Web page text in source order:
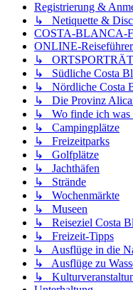
Registrierung &
↳ Netiquette &
COSTA-BLANCA-
ONLINE-
↳
↳ Südliche Costa
↳ Nördliche Costa
↳ Die Provinz
↳ Wo finde ich was
↳ Campingplätze
↳ Freizeitparks
↳ Golfplätze
↳ Jachthäfen
↳ Strände
↳ Wochenmärkte
↳ Museen
↳ Reiseziel Costa
↳ Freizeit-Tipps
↳ Ausflüge in die
↳ Ausflüge zu
↳